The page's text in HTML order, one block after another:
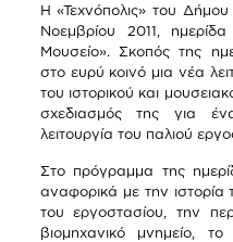
Η «Τεχνόπολις» του
Νοεμβρίου 2011, ημερίδα
Μουσείο». Σκοπός της
στο ευρύ κοινό μια νέα
του ιστορικού και
σχεδιασμός της για
λειτουργία του παλιού
Στο πρόγραμμα της
αναφορικά με την
του εργοστασίου, την
βιομηχανικό μνημείο,